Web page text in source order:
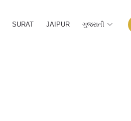
SURAT JAIPUR ગુજરાતી